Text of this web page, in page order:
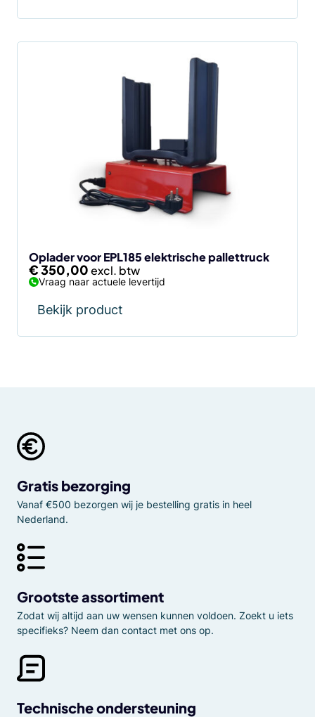
Oplader voor EPL185 elektrische pallettruck
€350,00
Vraag naar actuele levertijd
Bekijk product
Gratis bezorging
Vanaf €500 bezorgen wij je bestelling gratis in heel
Nederland.
Grootste assortiment
Zodat wij altijd aan uw wensen kunnen voldoen. Zoekt u iets
specifieks? Neem dan contact met ons op.
Technische ondersteuning